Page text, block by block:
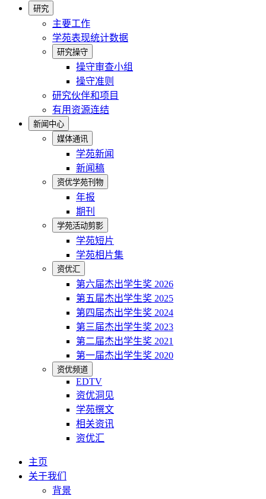
研究
主要工作
学苑表现统计数据
研究操守
操守审查小组
操守准则
研究伙伴和项目
有用资源连结
新闻中心
媒体通讯
学苑新闻
新闻稿
资优学苑刊物
年报
期刊
学苑活动剪影
学苑短片
学苑相片集
资优汇
第六届杰出学生奖 2026
第五届杰出学生奖 2025
第四届杰出学生奖 2024
第三届杰出学生奖 2023
第二届杰出学生奖 2021
第一届杰出学生奖 2020
资优频道
EDTV
资优洞见
学苑撰文
相关资讯
资优汇
主页
关于我们
背景